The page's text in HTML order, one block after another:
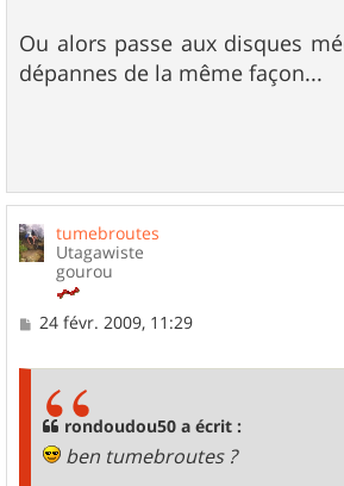
Ou alors passe aux disques
dépannes de la même façon...
tumebroutes
Utagawiste
gourou
M
24 févr. 2009, 11:29
rondoudou50 a écrit :
ben tumebroutes ?